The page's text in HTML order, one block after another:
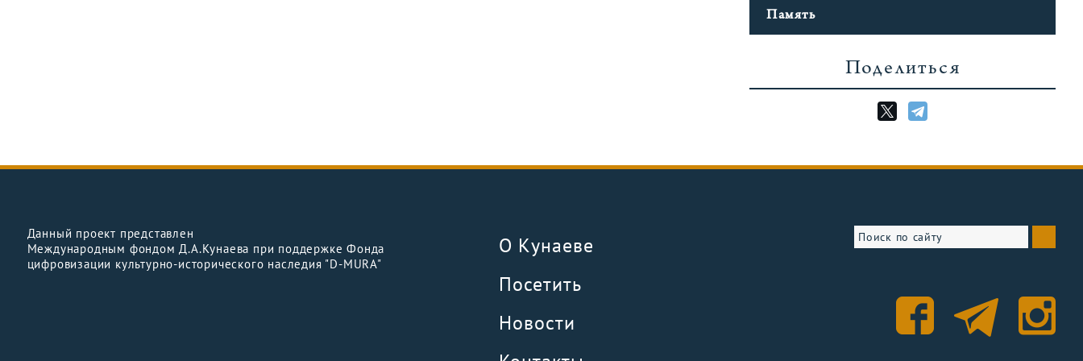
Память
Поделиться
Данный проект представлен
Международным фондом Д.А.Кунаева при поддержке Фонда
цифровизации культурно-исторического наследия "D-MURA"
О Кунаеве
Посетить
Новости